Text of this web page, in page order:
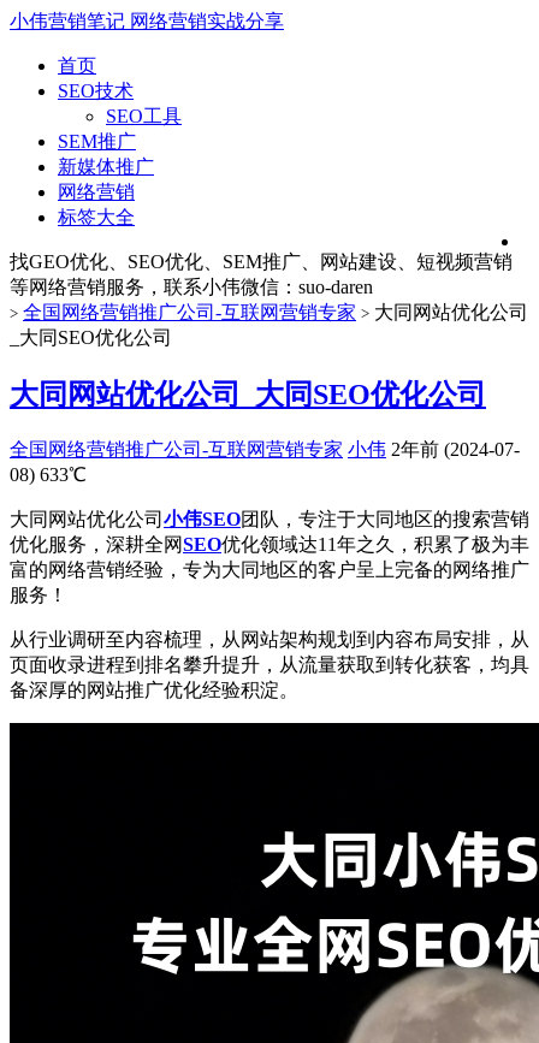
小伟营销笔记 网络营销实战分享
首页
SEO技术
SEO工具
SEM推广
新媒体推广
网络营销
标签大全
找GEO优化、SEO优化、SEM推广、网站建设、短视频营销
等网络营销服务，联系小伟微信：suo-daren
> 全国网络营销推广公司-互联网营销专家 > 大同网站优化公司
_大同SEO优化公司
大同网站优化公司_大同SEO优化公司
全国网络营销推广公司-互联网营销专家 小伟 2年前 (2024-07-
08) 633℃
大同网站优化公司 小伟SEO团队，专注于大同地区的搜索营销
优化服务，深耕全网SEO优化领域达11年之久，积累了极为丰
富的网络营销经验，专为大同地区的客户呈上完备的网络推广
服务！
从行业调研至内容梳理，从网站架构规划到内容布局安排，从
页面收录进程到排名攀升提升，从流量获取到转化获客，均具
备深厚的网站推广优化经验积淀。